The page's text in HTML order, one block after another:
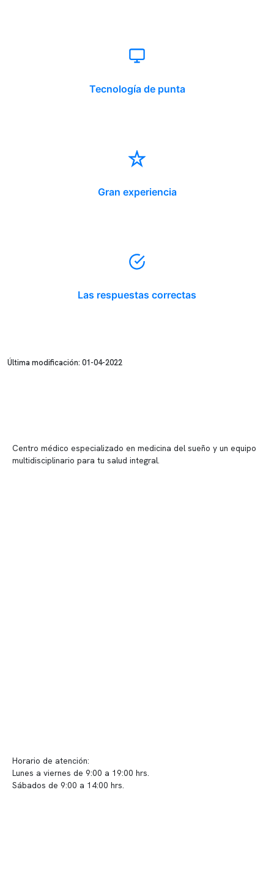
Tecnología de punta
Gran experiencia
Las respuestas correctas
Última modificación: 01-04-2022
Centro médico especializado en medicina del sueño y un equipo
multidisciplinario para tu salud integral.
Horario de atención:
Lunes a viernes de 9:00 a 19:00 hrs.
Sábados de 9:00 a 14:00 hrs.